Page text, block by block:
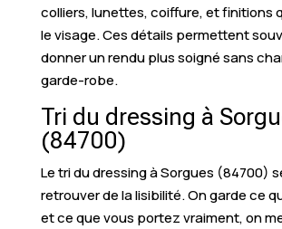
colliers, lunettes, coiffure, et finitions
le visage. Ces détails permettent
donner un rendu plus soigné sans
garde-robe.
Tri du dressing à
(84700)
Le tri du dressing à Sorgues (84700)
retrouver de la lisibilité. On garde ce
et ce que vous portez vraiment, on